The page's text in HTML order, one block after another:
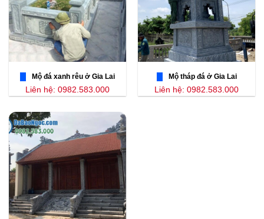
Mộ đá xanh rêu ở Gia Lai
Liên hệ: 0982.583.000
Mộ tháp đá ở Gia Lai
Liên hệ: 0982.583.000